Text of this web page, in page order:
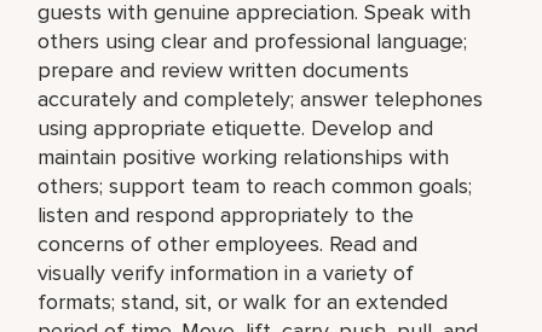
guests with genuine appreciation. Speak with
others using clear and professional language;
prepare and review written documents
accurately and completely; answer telephones
using appropriate etiquette. Develop and
maintain positive working relationships with
others; support team to reach common goals;
listen and respond appropriately to the
concerns of other employees. Read and
visually verify information in a variety of
formats; stand, sit, or walk for an extended